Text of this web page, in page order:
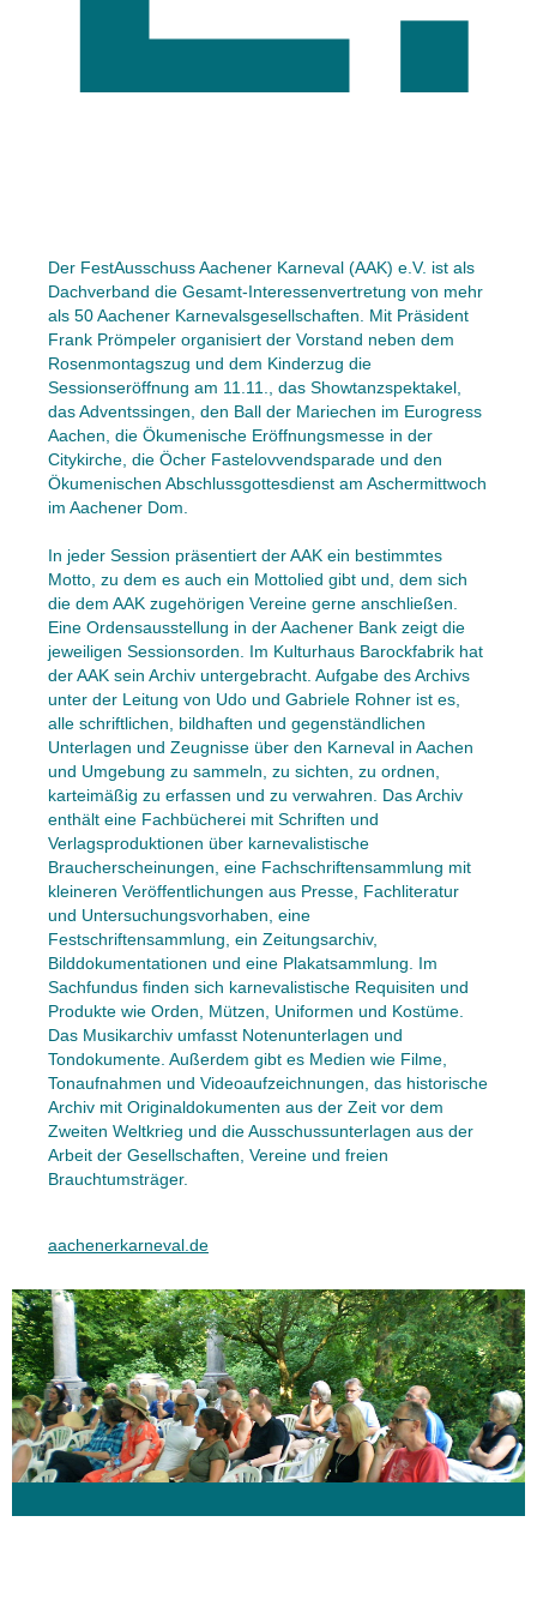
Der FestAusschuss Aachener Karneval (AAK) e.V. ist als
Dachverband die Gesamt-Interessenvertretung von mehr
als 50 Aachener Karnevalsgesellschaften. Mit Präsident
Frank Prömpeler organisiert der Vorstand neben dem
Rosenmontagszug und dem Kinderzug die
Sessionseröffnung am 11.11., das Showtanzspektakel,
das Adventssingen, den Ball der Mariechen im Eurogress
Aachen, die Ökumenische Eröffnungsmesse in der
Citykirche, die Öcher Fastelovvendsparade und den
Ökumenischen Abschlussgottesdienst am Aschermittwoch
im Aachener Dom.
In jeder Session präsentiert der AAK ein bestimmtes
Motto, zu dem es auch ein Mottolied gibt und, dem sich
die dem AAK zugehörigen Vereine gerne anschließen.
Eine Ordensausstellung in der Aachener Bank zeigt die
jeweiligen Sessionsorden. Im Kulturhaus Barockfabrik hat
der AAK sein Archiv untergebracht. Aufgabe des Archivs
unter der Leitung von Udo und Gabriele Rohner ist es,
alle schriftlichen, bildhaften und gegenständlichen
Unterlagen und Zeugnisse über den Karneval in Aachen
und Umgebung zu sammeln, zu sichten, zu ordnen,
karteimäßig zu erfassen und zu verwahren. Das Archiv
enthält eine Fachbücherei mit Schriften und
Verlagsproduktionen über karnevalistische
Braucherscheinungen, eine Fachschriftensammlung mit
kleineren Veröffentlichungen aus Presse, Fachliteratur
und Untersuchungsvorhaben, eine
Festschriftensammlung, ein Zeitungsarchiv,
Bilddokumentationen und eine Plakatsammlung. Im
Sachfundus finden sich karnevalistische Requisiten und
Produkte wie Orden, Mützen, Uniformen und Kostüme.
Das Musikarchiv umfasst Notenunterlagen und
Tondokumente. Außerdem gibt es Medien wie Filme,
Tonaufnahmen und Videoaufzeichnungen, das historische
Archiv mit Originaldokumenten aus der Zeit vor dem
Zweiten Weltkrieg und die Ausschussunterlagen aus der
Arbeit der Gesellschaften, Vereine und freien
Brauchtumsträger.
aachenerkarneval.de